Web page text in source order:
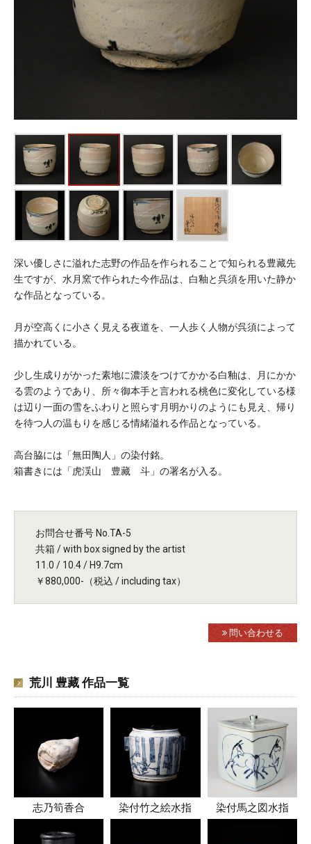
深い優しさに溢れた志野の作品を作られることで知られる豊藏先
生ですが、水月窯で作られた今作品は、白釉と呉須を用いた静か
な作品となっている。
月が空高くに小さく見える夜道を、一人歩く人物が呉須によって
描かれている。
少し生成りがかった素地に濃淡をつけてかかる白釉は、月にかか
る雲のようであり、所々御本手と言われる桃色に変化している様
は辺り一面の雪をふわりと照らす月明かりのようにも見え、帰り
を待つ人の温もりを感じる情緒溢れる作品となっている。
高台脇には「無田陶人」の染付銘。
箱書きには「虎渓山 豊藏 斗」の署名が入る。
お問合せ番号 No.TA-5
共箱 / with box signed by the artist
11.0 / 10.4 / H9.7cm
￥880,000-（税込 / including tax）
問い合わせる
荒川 豊藏 作品一覧
志乃筍香合 染付竹之絵水指 染付馬之図水指